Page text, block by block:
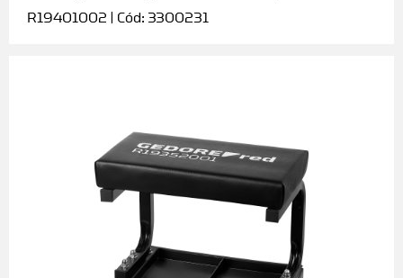
R19401002 | Cód: 3300231